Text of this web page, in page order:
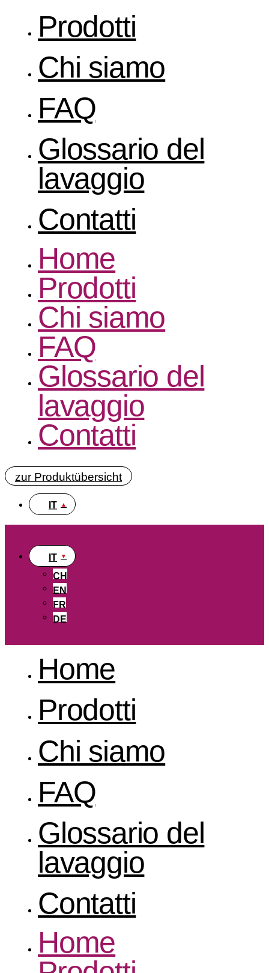
Prodotti
Chi siamo
FAQ
Glossario del
lavaggio
Contatti
Home
Prodotti
Chi siamo
FAQ
Glossario del
lavaggio
Contatti
zur Produktübersicht
IT
IT
CH
EN
FR
DE
Home
Prodotti
Chi siamo
FAQ
Glossario del
lavaggio
Contatti
Home